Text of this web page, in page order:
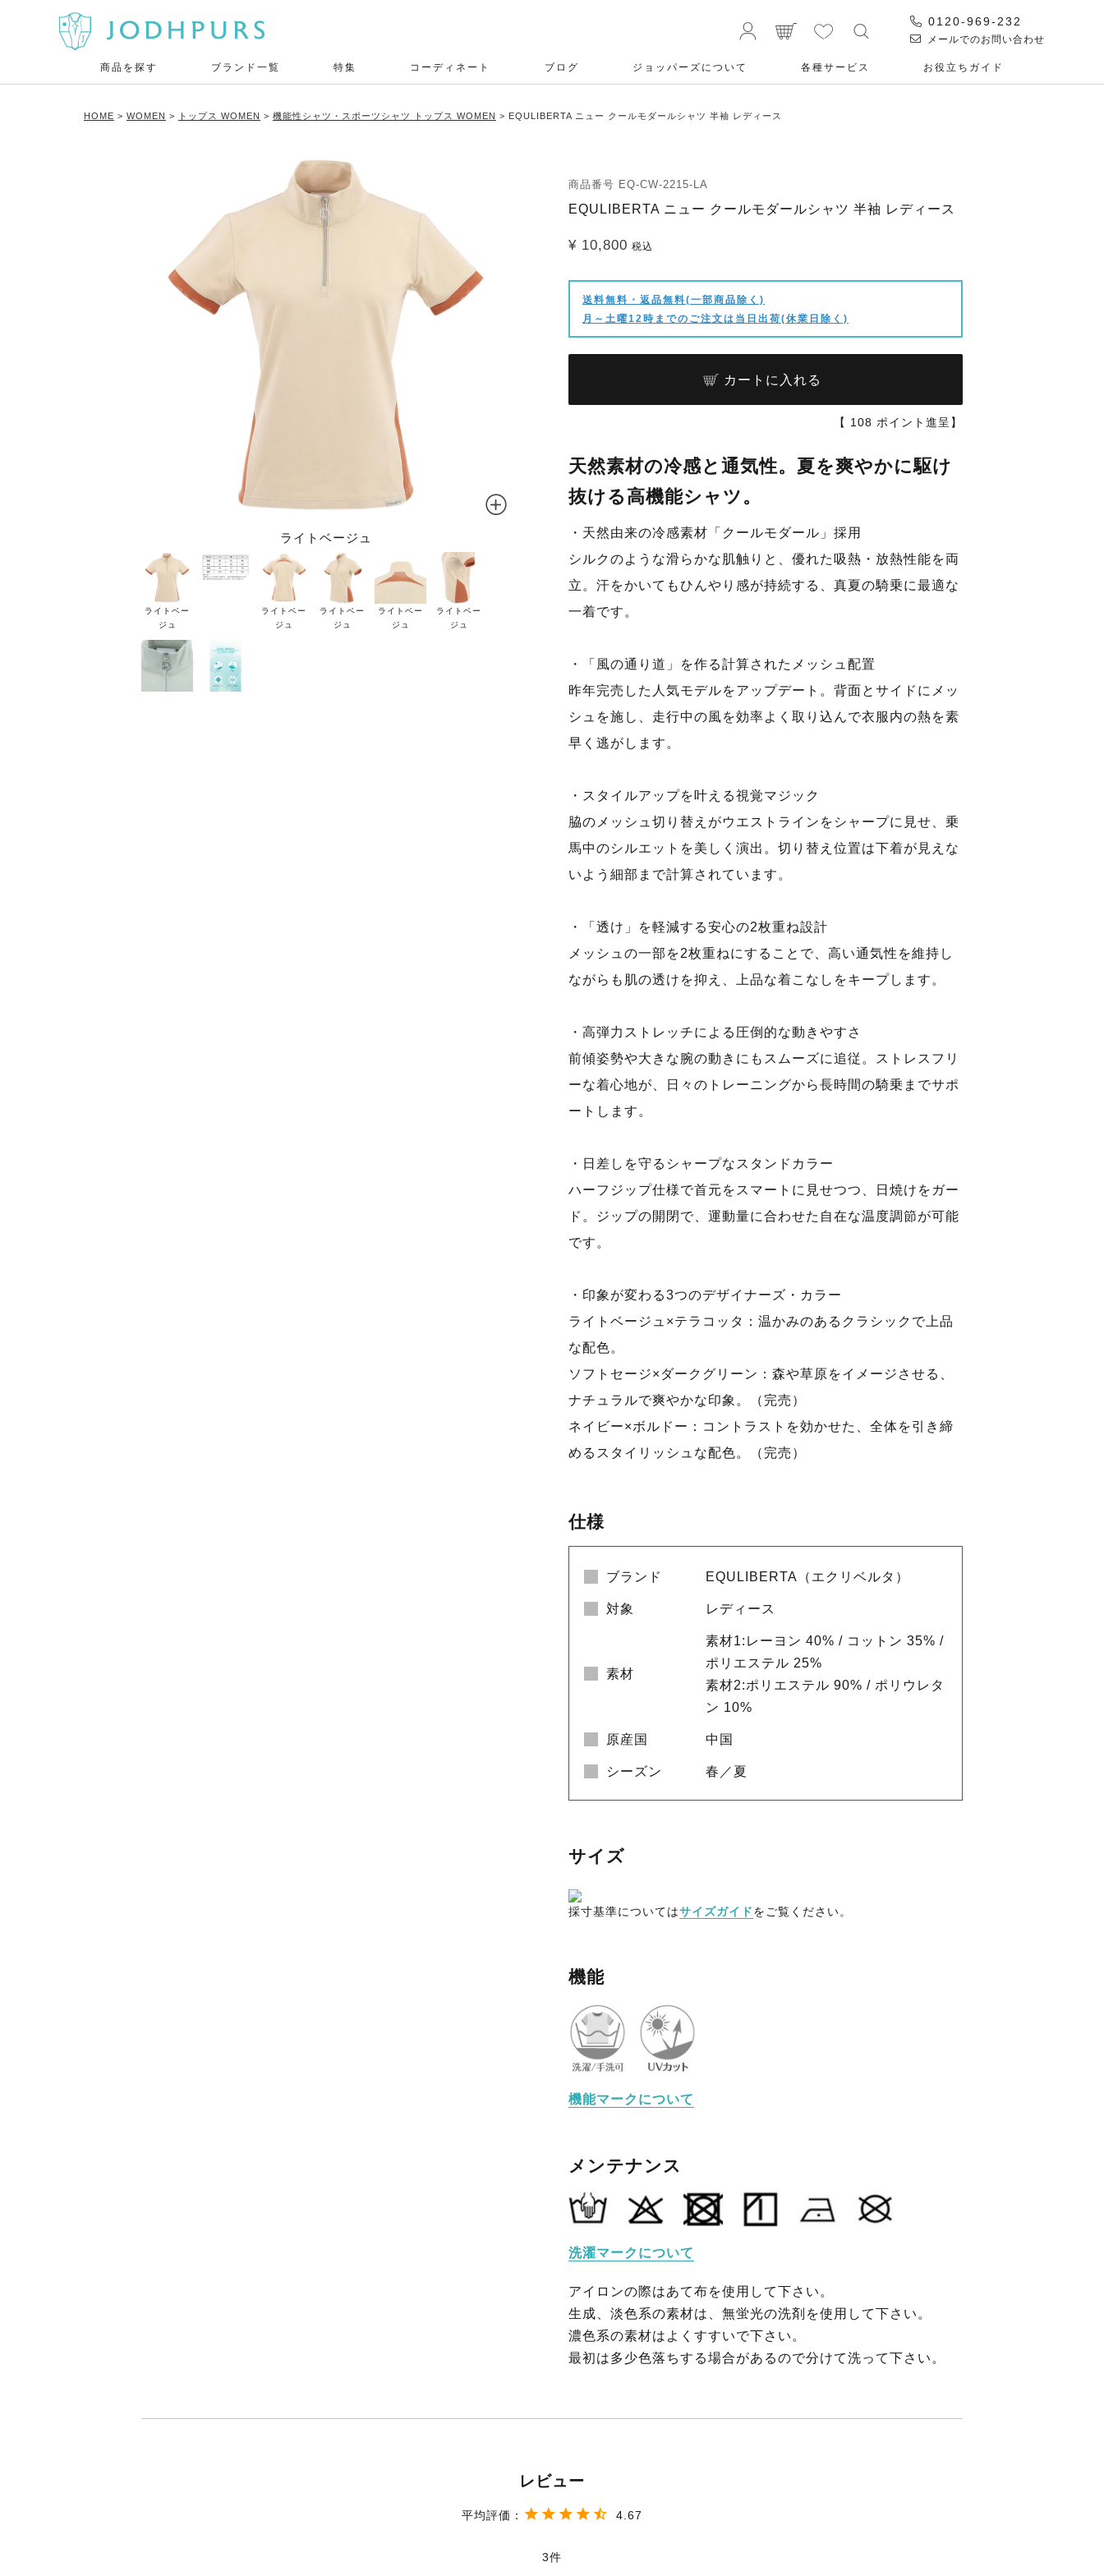
0120-969-232
メールでのお問い合わせ
商品を探す ブランド一覧 特集 コーディネート ブログ ジョッパーズについて 各種サービス お役⽴ちガイド
HOME WOMEN トップス WOMEN 機能性シャツ・スポーツシャツ トップス WOMEN EQULIBERTA ニュー クールモダールシャツ 半袖 レディース
ライトベージュ
ライトベー
ジュ
ライトベー
ジュ
ライトベー
ジュ
ライトベー
ジュ
ライトベー
ジュ
商品番号 EQ-CW-2215-LA
EQULIBERTA ニュー クールモダールシャツ 半袖 レディース
¥ 10,800 税込
送料無料・返品無料(一部商品除く)
月～土曜12時までのご注文は当日出荷(休業日除く)
カートに入れる
【 108 ポイント進呈】
天然素材の冷感と通気性。夏を爽やかに駆け
抜ける高機能シャツ。
・天然由来の冷感素材「クールモダール」採用
シルクのような滑らかな肌触りと、優れた吸熱・放熱性能を両
立。汗をかいてもひんやり感が持続する、真夏の騎乗に最適な
一着です。
・「風の通り道」を作る計算されたメッシュ配置
昨年完売した人気モデルをアップデート。背面とサイドにメッ
シュを施し、走行中の風を効率よく取り込んで衣服内の熱を素
早く逃がします。
・スタイルアップを叶える視覚マジック
脇のメッシュ切り替えがウエストラインをシャープに見せ、乗
馬中のシルエットを美しく演出。切り替え位置は下着が見えな
いよう細部まで計算されています。
・「透け」を軽減する安心の2枚重ね設計
メッシュの一部を2枚重ねにすることで、高い通気性を維持し
ながらも肌の透けを抑え、上品な着こなしをキープします。
・高弾力ストレッチによる圧倒的な動きやすさ
前傾姿勢や大きな腕の動きにもスムーズに追従。ストレスフリ
ーな着心地が、日々のトレーニングから長時間の騎乗までサポ
ートします。
・日差しを守るシャープなスタンドカラー
ハーフジップ仕様で首元をスマートに見せつつ、日焼けをガー
ド。ジップの開閉で、運動量に合わせた自在な温度調節が可能
です。
・印象が変わる3つのデザイナーズ・カラー
ライトベージュ×テラコッタ：温かみのあるクラシックで上品
な配色。
ソフトセージ×ダークグリーン：森や草原をイメージさせる、
ナチュラルで爽やかな印象。（完売）
ネイビー×ボルドー：コントラストを効かせた、全体を引き締
めるスタイリッシュな配色。（完売）
仕様
ブランド EQULIBERTA（エクリベルタ）
対象 レディース
素材
素材1:レーヨン 40% / コットン 35% /
ポリエステル 25%
素材2:ポリエステル 90% / ポリウレタ
ン 10%
原産国 中国
シーズン 春／夏
サイズ
採寸基準についてはサイズガイドをご覧ください。
機能
機能マークについて
メンテナンス
洗濯マークについて
アイロンの際はあて布を使用して下さい。
生成、淡色系の素材は、無蛍光の洗剤を使用して下さい。
濃色系の素材はよくすすいで下さい。
最初は多少色落ちする場合があるので分けて洗って下さい。
4.67
3